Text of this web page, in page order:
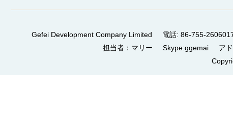
Gefei Development Company Limited 電話: 86-755-
担当者：マリー Skype:ggemai アド